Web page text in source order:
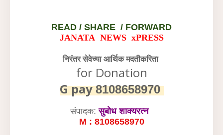
READ / SHARE / FORWARD
JANATA NEWS xPRESS
निरंतर सेवेच्या आर्थिक मदतीकरिता
for Donation
G pay8108658970
संपादक:सुबोध शाक्यरत्न
M : 8108658970